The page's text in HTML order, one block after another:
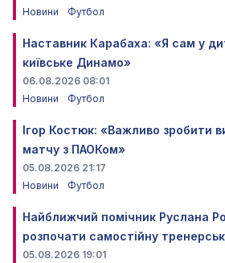
Новини
Футбол
Наставник Карабаха: «Я сам у
київське Динамо»
06.08.2026 08:01
Новини
Футбол
Ігор Костюк: «Важливо зробити
матчу з ПАОКом»
05.08.2026 21:17
Новини
Футбол
Найближчий помічник Руслана
розпочати самостійну
05.08.2026 19:01